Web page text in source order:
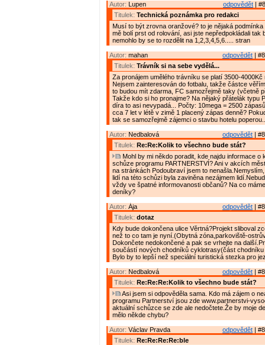
odpovědět |
Autor: Lupen
Titulek: Technická poznámka pro redakci
Musí to být zrovna oranžové? to je nějaká
mě bolí prst od rolování, asi jste nepředpokládali tak
nemohlo by se to rozdělit na 1,2,3,4,5,6..... stran
odpovědět |
Autor: mahan
Titulek: Trávník si na sebe vydělá...
Za pronájem umělého trávníku se platí 3500-4000Kč
Nejsem zainteresován do fotbalu, takže částce
to budou mít zdarma, FC samozřejmě taky (včetně
Takže kdo si ho pronajme? Na nějaký přátelák typu
díra to asi nevypadá... Počty: 10mega = 2500
cca 7 let v létě v zimě 1 placený zápas denně?
tak se samozřejmě zájemci o stavbu hotelu
odpovědět |
Autor: Nedbalová
Titulek: Re:Re:Kolik to všechno bude stát?
Mohl by mi někdo poradit, kde najdu informace o
schůze programu PARTNERSTVÍ? Ani v akcích
na stránkách Podoubraví jsem to
lidí na této schůzi byla zaviněna nezájmem
vždy ve špatné informovanosti občanů? Na co
deníky?
odpovědět |
Autor: Ája
Titulek: dotaz
Kdy bude dokončena ulice Věrtná?Projekt sliboval
než to co tam je nyní.(Obytná zóna,parkoviště-
Dokončete nedokončené a pak se vrhejte na
součástí nových chodníků cyklotrasy(část
Bylo by to lepší než speciální turistická stezka pro
odpovědět |
Autor: Nedbalová
Titulek: Re:Re:Re:Kolik to všechno bude stát?
Asi jsem si odpověděla sama. Kdo má zájem o
programu Partnerství jsou zde www.partnerstvi-
aktuální schůzce se zde ale nedočtete.Že by moje
mělo někde chybu?
odpovědět |
Autor: Václav Pravda
Titulek: Re:Re:Re:Re:ble